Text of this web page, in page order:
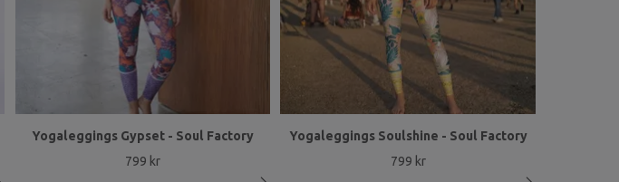
Yogaleggings Gypset - Soul Factory
799 kr
Yogaleggings Soulshine - Soul Factory
799 kr